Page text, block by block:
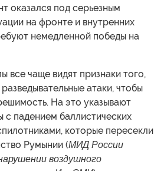
оказался под серьезным
на фронте и внутренних
немедленной победы на
чаще видят признаки того,
атаки, чтобы
На это указывают
с падением баллистических
которые пересекли
Румынии (МИД России
воздушного